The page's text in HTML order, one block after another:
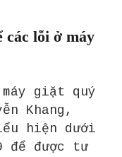
lỗi ở máy
giặt quý
Khang,
hiện dưới
để được tư